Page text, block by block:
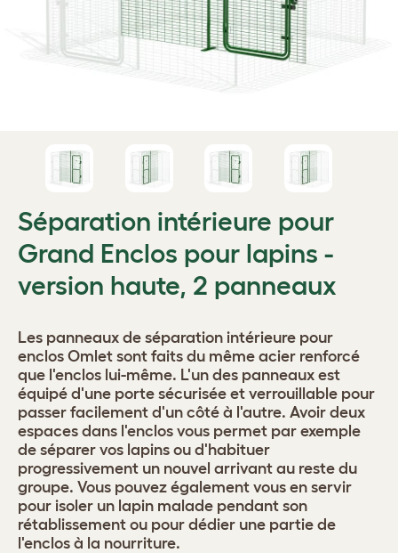
Séparation intérieure pour
Grand Enclos pour lapins -
version haute, 2 panneaux
Les panneaux de séparation intérieure pour
enclos Omlet sont faits du même acier renforcé
que l'enclos lui-même. L'un des panneaux est
équipé d'une porte sécurisée et verrouillable pour
passer facilement d'un côté à l'autre. Avoir deux
espaces dans l'enclos vous permet par exemple
de séparer vos lapins ou d'habituer
progressivement un nouvel arrivant au reste du
groupe. Vous pouvez également vous en servir
pour isoler un lapin malade pendant son
rétablissement ou pour dédier une partie de
l'enclos à la nourriture.